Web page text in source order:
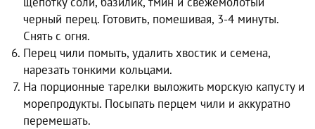
черный перец. Готовить, помешивая, 3-4 минуты.
Снять с огня.
Перец чили помыть, удалить хвостик и семена,
нарезать тонкими кольцами.
На порционные тарелки выложить морскую капусту и
морепродукты. Посыпать перцем чили и аккуратно
перемешать.